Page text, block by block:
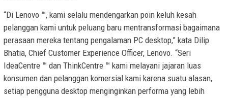
“Di Lenovo ™, kami selalu mendengarkan poin keluh kesah
pelanggan kami untuk peluang baru mentransformasi bagaimana
perasaan mereka tentang pengalaman PC desktop,” kata Dilip
Bhatia, Chief Customer Experience Officer, Lenovo. “Seri
IdeaCentre ™ dan ThinkCentre ™ kami melayani jajaran luas
konsumen dan pelanggan komersial kami karena suatu alasan,
setiap pengguna desktop menginginkan performa yang lebih